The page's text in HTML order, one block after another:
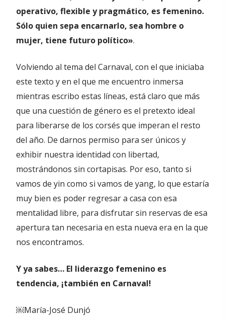
operativo, flexible y pragmático, es femenino.
Sólo quien sepa encarnarlo, sea hombre o
mujer, tiene futuro político».
Volviendo al tema del Carnaval, con el que iniciaba
este texto y en el que me encuentro inmersa
mientras escribo estas líneas, está claro que más
que una cuestión de género es el pretexto ideal
para liberarse de los corsés que imperan el resto
del año. De darnos permiso para ser únicos y
exhibir nuestra identidad con libertad,
mostrándonos sin cortapisas. Por eso, tanto si
vamos de yin como si vamos de yang, lo que estaría
muy bien es poder regresar a casa con esa
mentalidad libre, para disfrutar sin reservas de esa
apertura tan necesaria en esta nueva era en la que
nos encontramos.
Y ya sabes… El liderazgo femenino es
tendencia, ¡también en Carnaval!
￼María-José Dunjó